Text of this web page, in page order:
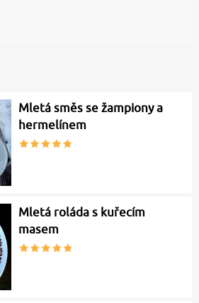
Mletá směs se žampiony a
hermelínem
Mletá roláda s kuřecím
masem